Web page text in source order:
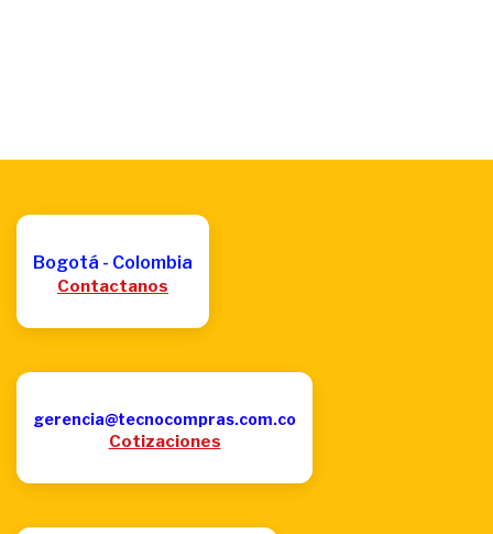
Bogotá - Colombia
Contactanos
gerencia@tecnocompras.com.co
Cotizaciones